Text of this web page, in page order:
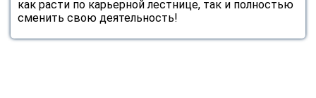
как расти по карьерной лестнице, так и полностью
сменить свою деятельность!